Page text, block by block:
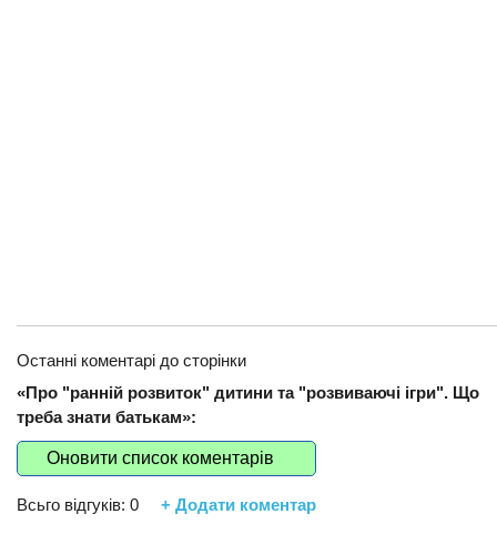
Останні коментарі до сторінки
«Про "ранній розвиток" дитини та "розвиваючі ігри". Що
треба знати батькам»:
Оновити список коментарів
Всьго відгуків: 0 + Додати коментар